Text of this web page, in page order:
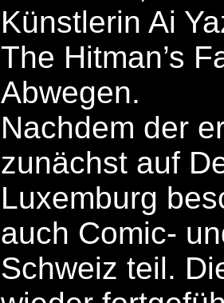
Künstlerin Ai
The Hitman’s
Abwegen.
Nachdem der
zunächst auf
Luxemburg
auch Comic-
Schweiz teil.